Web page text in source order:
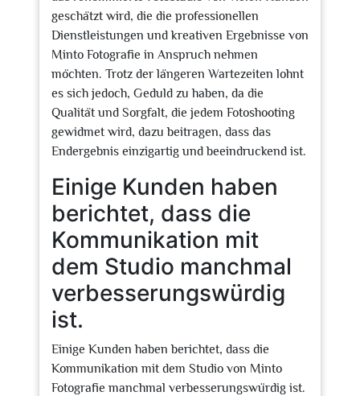
geschätzt wird, die die professionellen
Dienstleistungen und kreativen Ergebnisse von
Minto Fotografie in Anspruch nehmen
möchten. Trotz der längeren Wartezeiten lohnt
es sich jedoch, Geduld zu haben, da die
Qualität und Sorgfalt, die jedem Fotoshooting
gewidmet wird, dazu beitragen, dass das
Endergebnis einzigartig und beeindruckend ist.
Einige Kunden haben
berichtet, dass die
Kommunikation mit
dem Studio manchmal
verbesserungswürdig
ist.
Einige Kunden haben berichtet, dass die
Kommunikation mit dem Studio von Minto
Fotografie manchmal verbesserungswürdig ist.